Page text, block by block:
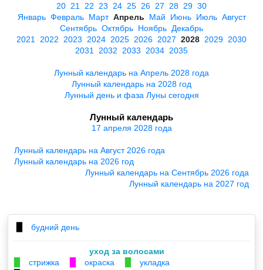
20 21 22 23 24 25 26 27 28 29 30
Январь Февраль Март Апрель Май Июнь Июль Август
Сентябрь Октябрь Ноябрь Декабрь
2021
2022 2023 2024 2025 2026 2027 2028 2029 2030
2031
2032 2033 2034 2035
Лунный календарь на Апрель 2028 года
Лунный календарь на 2028 год
Лунный день и фаза Луны сегодня
Лунный календарь
17 апреля 2028 года
Лунный календарь на Август 2026 года
Лунный календарь на 2026 год
Лунный календарь на Сентябрь 2026 года
Лунный календарь на 2027 год
будний день
уход за волосами
стрижка окраска укладка